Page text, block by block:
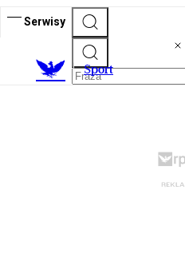
Serwisy
Sport